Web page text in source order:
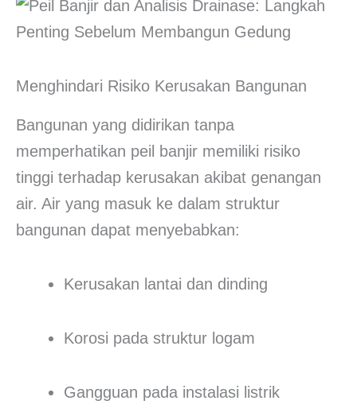
Menghindari Risiko Kerusakan Bangunan
Bangunan yang didirikan tanpa
memperhatikan peil banjir memiliki risiko
tinggi terhadap kerusakan akibat genangan
air. Air yang masuk ke dalam struktur
bangunan dapat menyebabkan:
Kerusakan lantai dan dinding
Korosi pada struktur logam
Gangguan pada instalasi listrik